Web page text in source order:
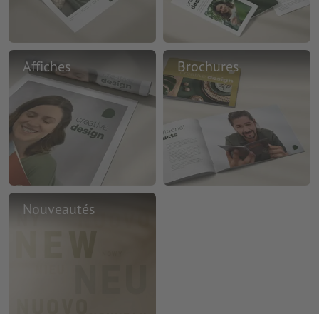
Affiches Brochures
Nouveautés